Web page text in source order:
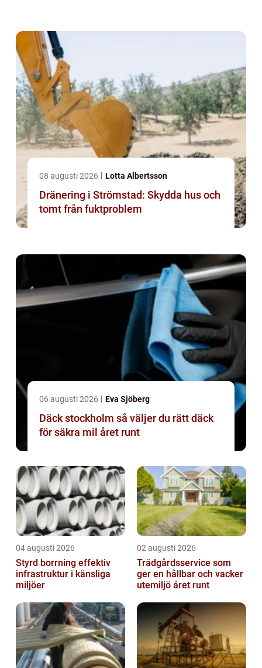
08 augusti 2026 Lotta Albertsson
Dränering i Strömstad: Skydda hus och
tomt från fuktproblem
06 augusti 2026 Eva Sjöberg
Däck stockholm så väljer du rätt däck
för säkra mil året runt
04 augusti 2026
Styrd borrning effektiv
infrastruktur i känsliga
miljöer
02 augusti 2026
Trädgårdsservice som
ger en hållbar och vacker
utemiljö året runt